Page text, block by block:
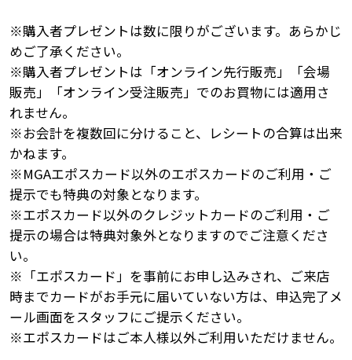
※購入者プレゼントは数に限りがございます。あらかじ
めご了承ください。
※購入者プレゼントは「オンライン先行販売」「会場
販売」「オンライン受注販売」でのお買物には適用さ
れません。
※お会計を複数回に分けること、レシートの合算は出来
かねます。
※MGAエポスカード以外のエポスカードのご利用・ご
提示でも特典の対象となります。
※エポスカード以外のクレジットカードのご利用・ご
提示の場合は特典対象外となりますのでご注意くださ
い。
※「エポスカード」を事前にお申し込みされ、ご来店
時までカードがお手元に届いていない方は、申込完了メ
ール画面をスタッフにご提示ください。
※エポスカードはご本人様以外ご利用いただけません。